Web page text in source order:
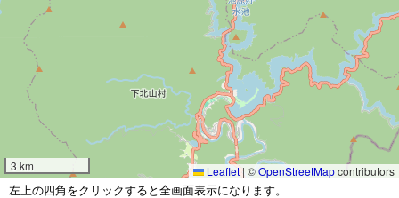
3 km Leaflet | ©OpenStreetMapcontributors
左上の四角をクリックすると全画面表示になります。